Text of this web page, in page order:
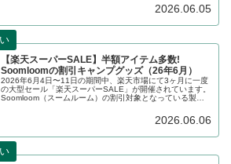
2026.06.05
【楽天スーパーSALE】半額アイテム多数!
Soomloomの割引キャンプグッズ（26年6月）
2026年6月4日〜11日の期間中、楽天市場にて3ヶ月に一度
の大型セール「楽天スーパーSALE」が開催されています。
Soomloom（スームルーム）の割引対象となっている製
2026.06.06